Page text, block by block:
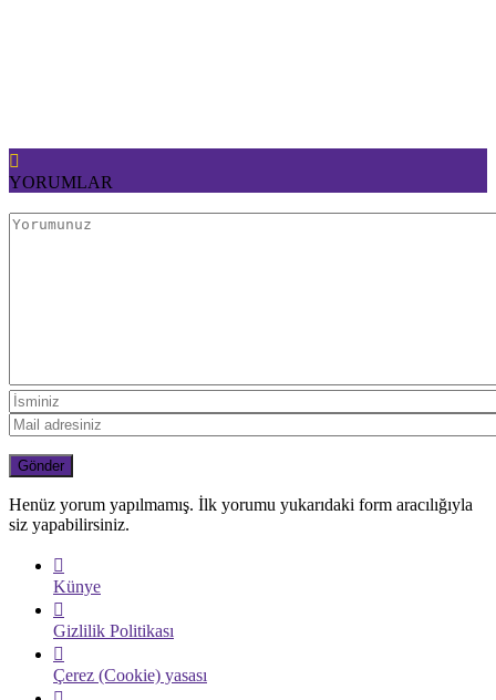
YORUMLAR
Henüz yorum yapılmamış. İlk yorumu yukarıdaki form aracılığıyla
siz yapabilirsiniz.
Künye
Gizlilik Politikası
Çerez (Cookie) yasası